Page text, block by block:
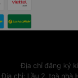
Địa chỉ đăng ký
Địa chỉ: Lầu 2, toà nhà